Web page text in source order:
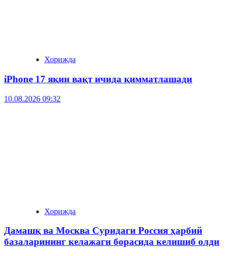
Хорижда
iPhone 17 яқин вақт ичида қимматлашади
10.08.2026 09:32
Хорижда
Дамашқ ва Москва Суридаги Россия ҳарбий
базаларининг келажаги борасида келишиб олди